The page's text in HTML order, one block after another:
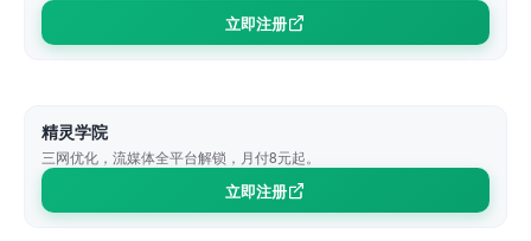
立即注册
精灵学院
三网优化，流媒体全平台解锁，月付8元起。
立即注册